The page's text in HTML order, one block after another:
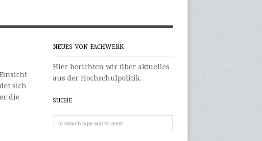
sich
die
NEUES VON FACHWERK
Hier berichten wir über aktuelles
aus der Hochschulpolitik.
SUCHE